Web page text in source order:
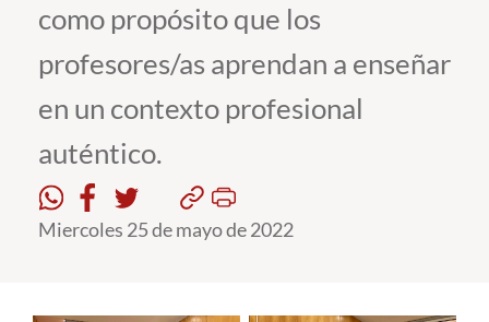
Postgrado
Estudiantes
Académicos
como propósito que los
profesores/as aprendan a enseñar
en un contexto profesional
auténtico.
Miercoles 25 de mayo de 2022